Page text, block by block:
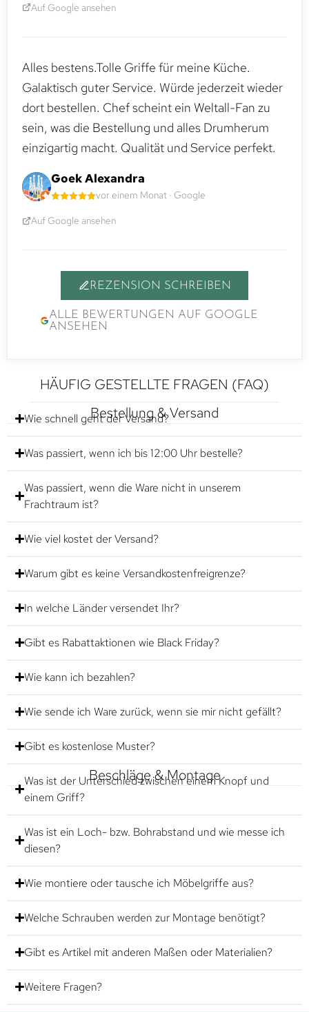
Auf Google ansehen
Alles bestens.Tolle Griffe für meine Küche.
Galaktisch guter Service. Würde jederzeit wieder
dort bestellen. Chef scheint ein Weltall-Fan zu
sein, was die Bestellung und alles Drumherum
einzigartig macht. Qualität und Service perfekt.
Goek Alexandra
vor einem Monat · Google
Auf Google ansehen
REZENSION SCHREIBEN
ALLE BEWERTUNGEN AUF GOOGLE
ANSEHEN
HÄUFIG GESTELLTE FRAGEN (FAQ)
Bestellung & Versand
Wie schnell geht der Versand?
Was passiert, wenn ich bis 12:00 Uhr bestelle?
Was passiert, wenn die Ware nicht in unserem
Frachtraum ist?
Wie viel kostet der Versand?
Warum gibt es keine Versandkostenfreigrenze?
In welche Länder versendet Ihr?
Gibt es Rabattaktionen wie Black Friday?
Wie kann ich bezahlen?
Wie sende ich Ware zurück, wenn sie mir nicht gefällt?
Gibt es kostenlose Muster?
Beschläge & Montage
Was ist der Unterschied zwischen einem Knopf und
einem Griff?
Was ist ein Loch- bzw. Bohrabstand und wie messe ich
diesen?
Wie montiere oder tausche ich Möbelgriffe aus?
Welche Schrauben werden zur Montage benötigt?
Gibt es Artikel mit anderen Maßen oder Materialien?
Weitere Fragen?